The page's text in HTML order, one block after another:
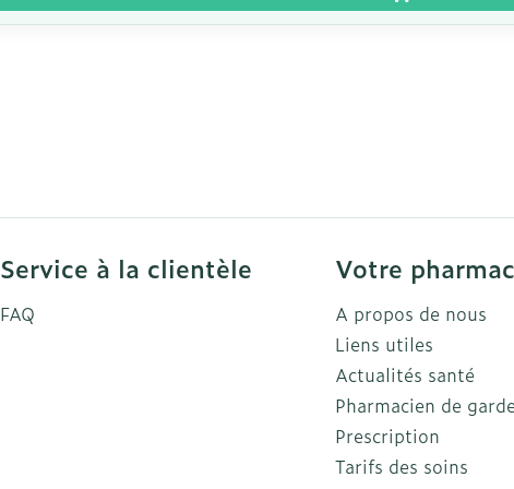
Service à la clientèle
FAQ
Votre
A propos de nous
Liens utiles
Actualités santé
Pharmacien de
Prescription
Tarifs des soins